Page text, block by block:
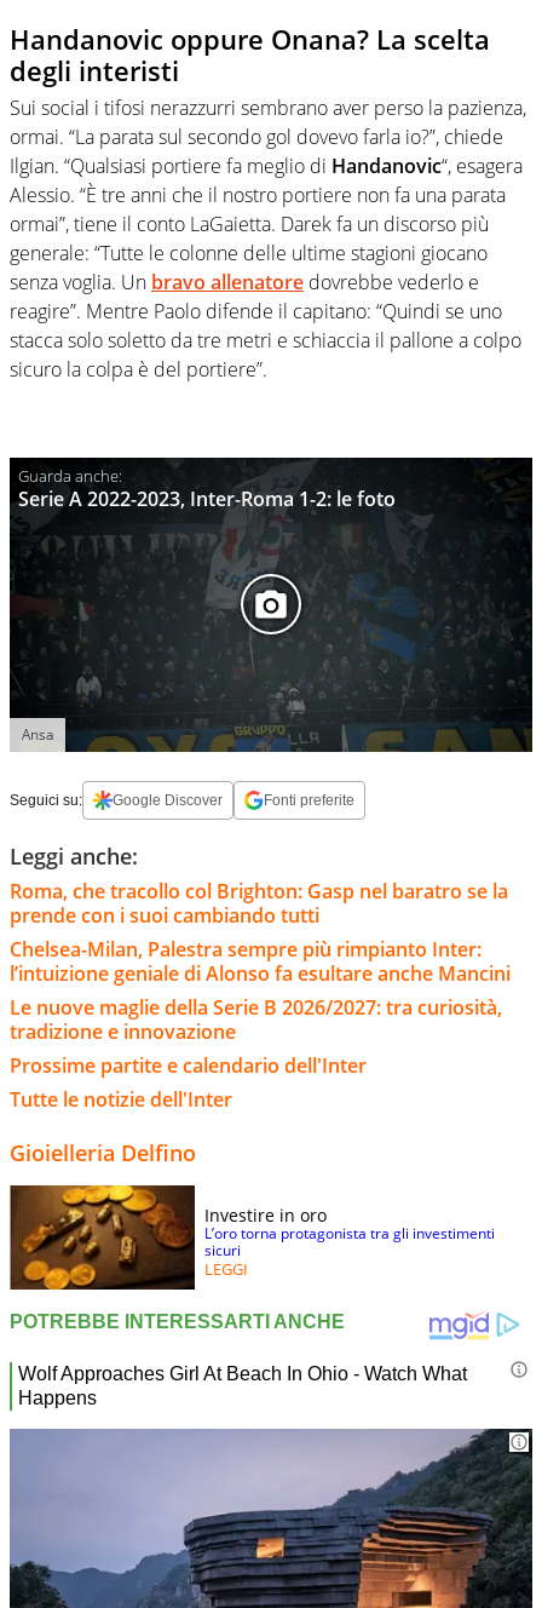
Handanovic oppure Onana? La scelta
degli interisti
Sui social i tifosi nerazzurri sembrano aver perso la pazienza,
ormai. “La parata sul secondo gol dovevo farla io?”, chiede
Ilgian. “Qualsiasi portiere fa meglio di Handanovic“, esagera
Alessio. “È tre anni che il nostro portiere non fa una parata
ormai”, tiene il conto LaGaietta. Darek fa un discorso più
generale: “Tutte le colonne delle ultime stagioni giocano
senza voglia. Un bravo allenatore dovrebbe vederlo e
reagire”. Mentre Paolo difende il capitano: “Quindi se uno
stacca solo soletto da tre metri e schiaccia il pallone a colpo
sicuro la colpa è del portiere”.
Serie A 2022-2023, Inter-Roma 1-2: le foto
Ansa
Seguici su: Google Discover Fonti preferite
Leggi anche:
Roma, che tracollo col Brighton: Gasp nel baratro se la
prende con i suoi cambiando tutti
Chelsea-Milan, Palestra sempre più rimpianto Inter:
l’intuizione geniale di Alonso fa esultare anche Mancini
Le nuove maglie della Serie B 2026/2027: tra curiosità,
tradizione e innovazione
Prossime partite e calendario dell'Inter
Tutte le notizie dell'Inter
Gioielleria Delfino
Investire in oro
L’oro torna protagonista tra gli investimenti
sicuri
LEGGI